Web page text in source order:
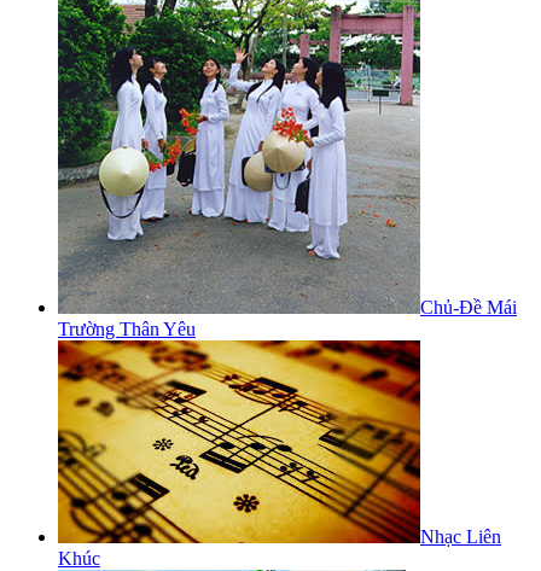
Chủ-Đề Mái
Trường Thân Yêu
Nhạc Liên
Khúc